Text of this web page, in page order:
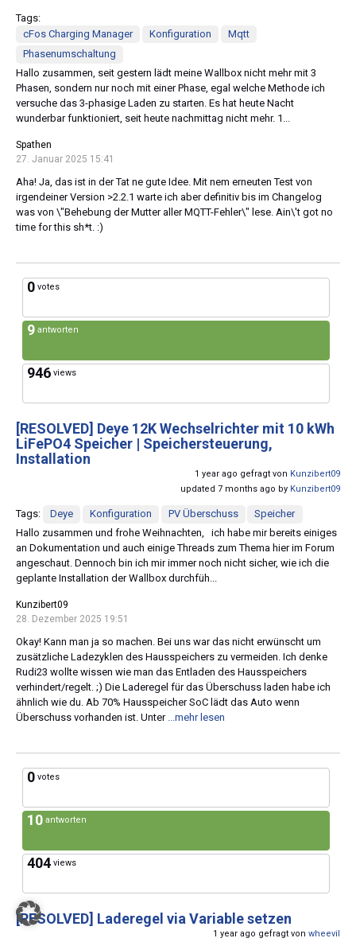
Tags:
cFos Charging Manager
Konfiguration
Mqtt
Phasenumschaltung
Hallo zusammen, seit gestern lädt meine Wallbox nicht mehr mit 3
Phasen, sondern nur noch mit einer Phase, egal welche Methode ich
versuche das 3-phasige Laden zu starten. Es hat heute Nacht
wunderbar funktioniert, seit heute nachmittag nicht mehr. 1...
Spathen
27. Januar 2025 15:41
Aha! Ja, das ist in der Tat ne gute Idee. Mit nem erneuten Test von
irgendeiner Version >2.2.1 warte ich aber definitiv bis im Changelog
was von \"Behebung der Mutter aller MQTT-Fehler\" lese. Ain\'t got no
time for this sh*t. :)
0 votes
9 antworten
946 views
[RESOLVED] Deye 12K Wechselrichter mit 10 kWh
LiFePO4 Speicher | Speichersteuerung,
Installation
1 year ago gefragt von Kunzibert09
updated 7 months ago by Kunzibert09
Tags: Deye Konfiguration PV Überschuss
Speicher
Hallo zusammen und frohe Weihnachten, ich habe mir bereits einiges
an Dokumentation und auch einige Threads zum Thema hier im Forum
angeschaut. Dennoch bin ich mir immer noch nicht sicher, wie ich die
geplante Installation der Wallbox durchfüh...
Kunzibert09
28. Dezember 2025 19:51
Okay! Kann man ja so machen. Bei uns war das nicht erwünscht um
zusätzliche Ladezyklen des Hausspeichers zu vermeiden. Ich denke
Rudi23 wollte wissen wie man das Entladen des Hausspeichers
verhindert/regelt. ;) Die Laderegel für das Überschuss laden habe ich
ähnlich wie du. Ab 70% Hausspeicher SoC lädt das Auto wenn
Überschuss vorhanden ist. Unter ...mehr lesen
0 votes
10 antworten
404 views
[RESOLVED] Laderegel via Variable setzen
1 year ago gefragt von wheevil